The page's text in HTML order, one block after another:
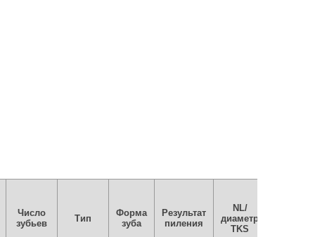
Число
зубьев
Тип
Форма
зуба
Результат
пиления
NL/
диаметр
TKS